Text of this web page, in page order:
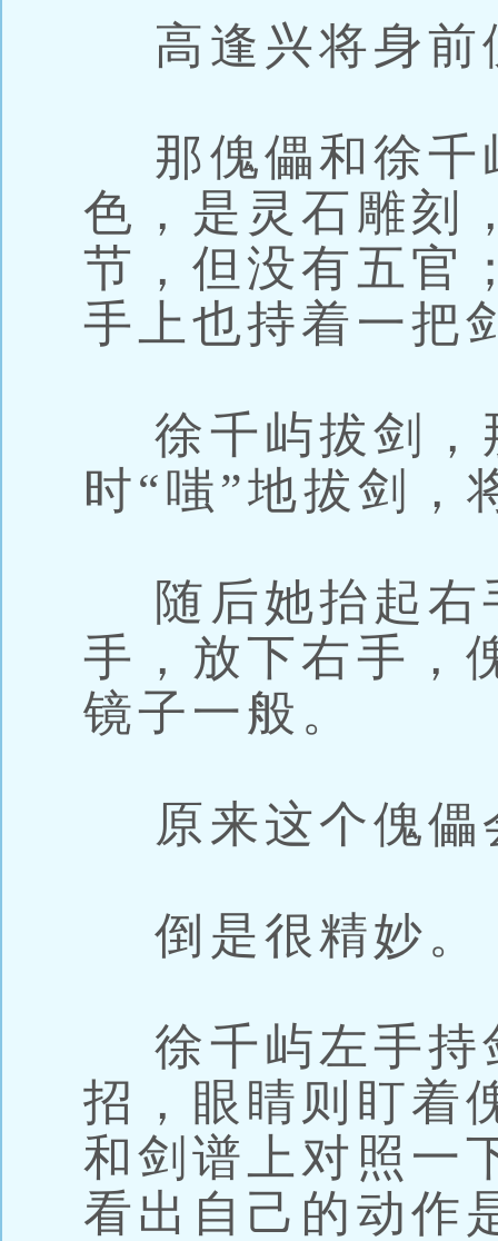
高逢兴将身前
那傀儡和徐千
色，是灵石雕刻
节，但没有五官
手上也持着一把
徐千屿拔剑，
时“嗤”地拔剑，
随后她抬起右
手，放下右手，
镜子一般。
原来这个傀儡
倒是很精妙。
徐千屿左手持
招，眼睛则盯着
和剑谱上对照一
看出自己的动作